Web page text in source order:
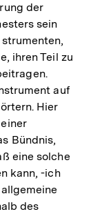
der
sein
ihren Teil zu
auf
Hier
Bündnis,
eine solche
kann, -ich
des